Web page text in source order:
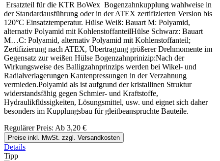
Ersatzteil für die KTR BoWex Bogenzahnkupplung wahlweise in
der Standardausführung oder in der ATEX zertifizierten Version bis
120°C Einsatztemperatur. Hülse Weiß: Bauart M: Polyamid,
alternativ Polyamid mit KohlenstoffanteilHülse Schwarz: Bauart
M…C: Polyamid, alternativ Polyamid mit Kohlenstoffanteil;
Zertifizierung nach ATEX, Übertragung größerer Drehmomente im
Gegensatz zur weißen Hülse Bogenzahnprinizip:Nach der
Wirkungsweise des Balligzahnprinzips werden bei Wikel- und
Radialverlagerungen Kantenpressungen in der Verzahnung
vermieden.Polyamid als ist aufgrund der kristallinen Struktur
widerstandsfähig gegen Schmier- und Kraftstoffe,
Hydraulikflüssigkeiten, Lösungsmittel, usw. und eignet sich daher
besonders im Kupplungsbau für gleitbeanspruchte Bauteile.
Regulärer Preis: Ab 3,20 €
Preise inkl. MwSt. zzgl. Versandkosten
Details
Tipp